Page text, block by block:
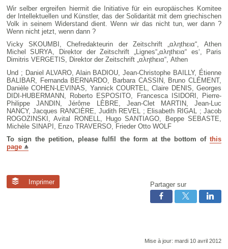
Wir selber ergreifen hiermit die Initiative für ein europäisches Komitee
der Intellektuellen und Künstler, das der Solidarität mit dem griechischen
Volk in seinem Widerstand dient. Wenn wir das nicht tun, wer dann ?
Wenn nicht jetzt, wenn dann ?
Vicky SKOUMBI, Chefredakteurin der Zeitschrift „αληthεια“, Athen
Michel SURYA, Direktor der Zeitschrift „Lignes“„αληthεια“ es‘, Paris
Dimitris VERGETIS, Direktor der Zeitschrift „αληthεια“, Athen
Und ; Daniel ALVARO, Alain BADIOU, Jean-Christophe BAILLY, Étienne
BALIBAR, Fernanda BERNARDO, Barbara CASSIN, Bruno CLÉMENT,
Danièle COHEN-LEVINAS, Yannick COURTEL, Claire DENIS, Georges
DIDI-HUBERMANN, Roberto ESPOSITO, Francesca ISIDORI, Pierre-
Philippe JANDIN, Jérôme LÈBRE, Jean-Clet MARTIN, Jean-Luc
NANCY, Jacques RANCIÈRE, Judith REVEL ; Elisabeth RIGAL ; Jacob
ROGOZINSKI, Avital RONELL, Hugo SANTIAGO, Beppe SEBASTE,
Michèle SINAPI, Enzo TRAVERSO, Frieder Otto WOLF
To sign the petition, please fulfil the form at the bottom ofthis
page
Imprimer Partager sur
Mise à jour: mardi 10 avril 2012